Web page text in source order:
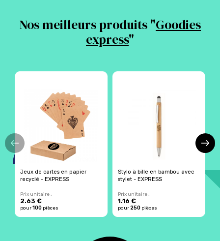
Nos meilleurs produits "Goodies
express"
Jeux de cartes en papier
recyclé - EXPRESS
Prix unitaire :
2.63 €
pour100 pièces
Stylo à bille en bambou avec
stylet - EXPRESS
Prix unitaire :
1.16 €
pour250 pièces